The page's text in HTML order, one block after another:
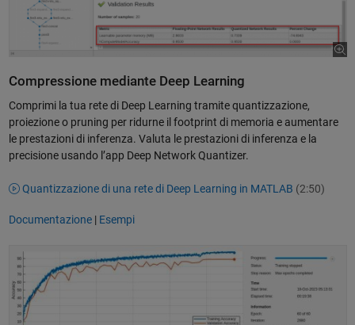
Compressione mediante Deep Learning
Comprimi la tua rete di Deep Learning tramite quantizzazione,
proiezione o pruning per ridurne il footprint di memoria e aumentare
le prestazioni di inferenza. Valuta le prestazioni di inferenza e la
precisione usando l’app Deep Network Quantizer.
Quantizzazione di una rete di Deep Learning in MATLAB (2:50)
Documentazione| Esempi